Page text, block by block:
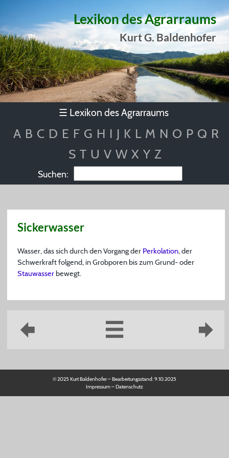
Lexikon des Agrarraums
Kurt G. Baldenhofer
☰ Lexikon des Agrarraums
A B C D E F G H I J K L M N O P Q R
S T U V W X Y Z
Suchen:
Sickerwasser
Wasser, das sich durch den Vorgang der Perkolation, der
Schwerkraft folgend, in Grobporen bis zum Grund- oder
Stauwasserbewegt.
© 2025 Kurt Baldenhofer – Bearbeitungsstand:9.10.2025
Impressum–Datenschutz